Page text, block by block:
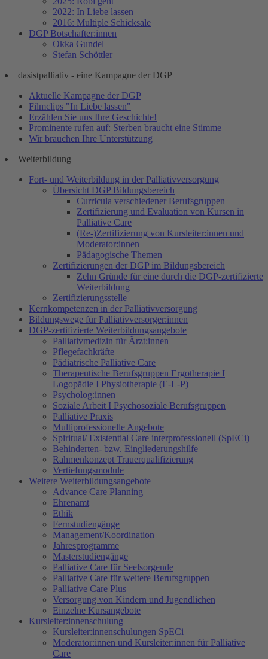
2022: In Liebe lassen
2016: Multiple Schicksale
DGP Botschafter:innen
Okka Gundel
Stefan Schöttler
dasistpalliativ - eine Kampagne der DGP
Aktuelle Kampagne der DGP
Filmclips "In Liebe lassen"
Erzählen Sie uns Ihre Geschichte!
Prominente rufen auf: Sterben braucht eine Stimme
Wir brauchen Ihre Unterstützung
Weiterbildung
Fort- und Weiterbildung in der Palliativversorgung
Übersicht DGP Bildungsbereich
Curricula verschiedener Berufsgruppen
Zertifizierung und Evaluation von Kursen in
Palliative Care
(Re-)Zertifizierung von Kursleiter:innen und
Moderator:innen
Pädagogische Themen
Zertifizierungen der DGP im Bildungsbereich
Zehn Gründe für eine durch die DGP-zertifizierte
Weiterbildung
Zertifizierungsstelle
Kernkompetenzen in der Palliativversorgung
Bildungswege für Palliativversorger:innen
DGP-zertifizierte Weiterbildungsangebote
Palliativmedizin für Ärzt:innen
Pflegefachkräfte
Pädiatrische Palliative Care
Therapeutische Berufsgruppen Ergotherapie I
Logopädie I Physiotherapie (E-L-P)
Psycholog:innen
Soziale Arbeit I Psychosoziale Berufsgruppen
Palliative Praxis
Multiprofessionelle Angebote
Spiritual/ Existential Care interprofessionell (SpECi)
Behinderten- bzw. Eingliederungshilfe
Rahmenkonzept Trauerqualifizierung
Vertiefungsmodule
Weitere Weiterbildungsangebote
Advance Care Planning
Ehrenamt
Ethik
Fernstudiengänge
Management/Koordination
Jahresprogramme
Masterstudiengänge
Palliative Care für Seelsorgende
Palliative Care für weitere Berufsgruppen
Palliative Care Plus
Versorgung von Kindern und Jugendlichen
Einzelne Kursangebote
Kursleiter:innenschulung
Kursleiter:innenschulungen SpECi
Moderator:innen und Kursleiter:innen für Palliative
Care